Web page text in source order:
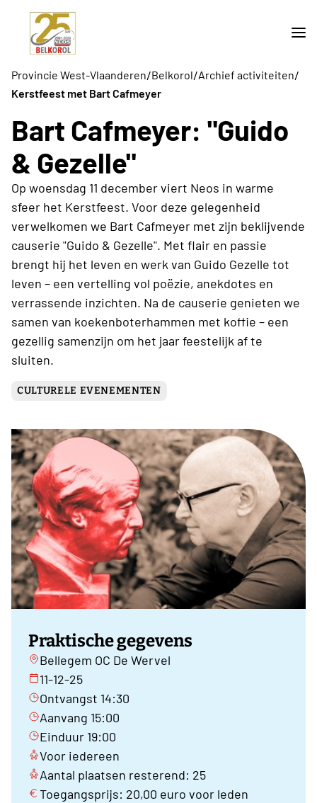
Provincie West-Vlaanderen/Belkorol/Archief activiteiten/
Kerstfeest met Bart Cafmeyer
Bart Cafmeyer: "Guido
& Gezelle"
Op woensdag 11 december viert Neos in warme
sfeer het Kerstfeest. Voor deze gelegenheid
verwelkomen we Bart Cafmeyer met zijn beklijvende
causerie "Guido & Gezelle". Met flair en passie
brengt hij het leven en werk van Guido Gezelle tot
leven – een vertelling vol poëzie, anekdotes en
verrassende inzichten. Na de causerie genieten we
samen van koekenboterhammen met koffie – een
gezellig samenzijn om het jaar feestelijk af te
sluiten.
CULTURELE EVENEMENTEN
Praktische gegevens
Bellegem OC De Wervel
11-12-25
Ontvangst 14:30
Aanvang 15:00
Einduur 19:00
Voor iedereen
Aantal plaatsen resterend: 25
Toegangsprijs: 20,00 euro voor leden